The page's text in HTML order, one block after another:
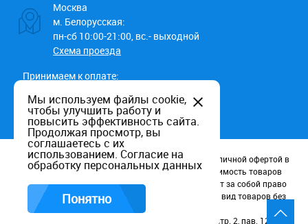
Москва
м. Белорусская:
пн-сб 10:00-21:00, вс.- выходной
Схема проезда
Принимаем к оплате:
Данный информационный ресурс не является публичной офертой в
соотв. со статьей 437 (п.2) ГК РФ. Наличие и стоимость товаров
уточняйте по телефону. Производители оставляют за собой право
изменять технические характеристики и внешний вид товаров без
предварительного уведомления.
Россия, Москва, Волоколамское шоссе, д. 116, стр. 2, пав. 123.
Мы используем файлы cookie,
чтобы улучшить работу и
повысить эффективность сайта.
Продолжая просмотр, вы
соглашаетесь с их
использованием. Согласие на
обработку персональных данных
Понятно